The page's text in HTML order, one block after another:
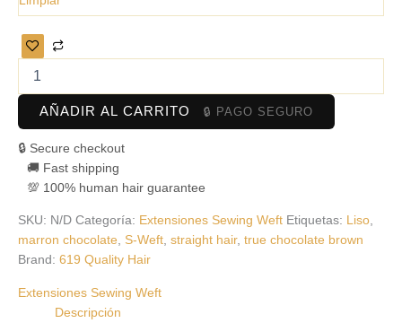
AÑADIR AL CARRITO
🔒 Secure checkout
🚚 Fast shipping
💯 100% human hair guarantee
SKU: N/D Categoría: Extensiones Sewing Weft Etiquetas: Liso,
marron chocolate, S-Weft, straight hair, true chocolate brown
Brand: 619 Quality Hair
Extensiones Sewing Weft
Descripción